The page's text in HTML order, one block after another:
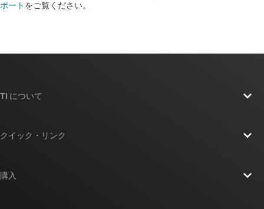
ポート をご覧ください。​​​​​​​​​​​​​​
TI について
クイック・リンク
購入